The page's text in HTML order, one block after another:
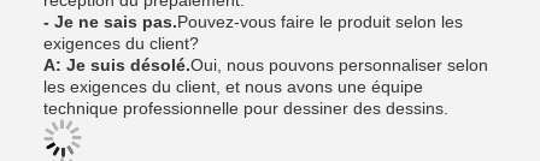
- Je ne sais pas.Pouvez-vous faire le produit selon les
exigences du client?
A: Je suis désolé.Oui, nous pouvons personnaliser selon
les exigences du client, et nous avons une équipe
technique professionnelle pour dessiner des dessins.